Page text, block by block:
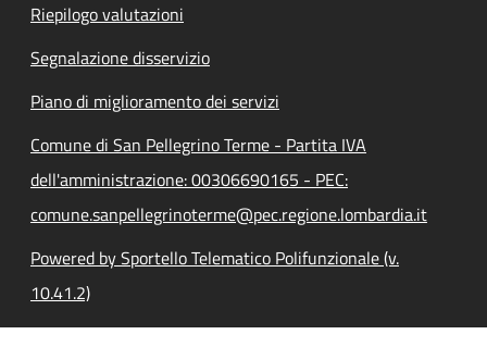
Riepilogo valutazioni
Segnalazione disservizio
Piano di miglioramento dei servizi
Comune di San Pellegrino Terme - Partita IVA
dell'amministrazione: 00306690165 - PEC:
comune.sanpellegrinoterme@pec.regione.lombardia.it
Powered by Sportello Telematico Polifunzionale (v.
10.41.2)